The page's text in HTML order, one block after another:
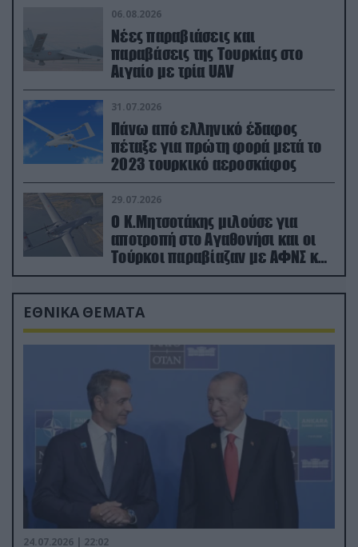
06.08.2026
Νέες παραβιάσεις και
παραβάσεις της Τουρκίας στο
Αιγαίο με τρία UAV
31.07.2026
Πάνω από ελληνικό έδαφος
πέταξε για πρώτη φορά μετά το
2023 τουρκικό αεροσκάφος
29.07.2026
Ο Κ.Μητσοτάκης μιλούσε για
αποτροπή στο Αγαθονήσι και οι
Τούρκοι παραβίαζαν με ΑΦΝΣ και
drone
ΕΘΝΙΚΑ ΘΕΜΑΤΑ
24.07.2026 | 22:02